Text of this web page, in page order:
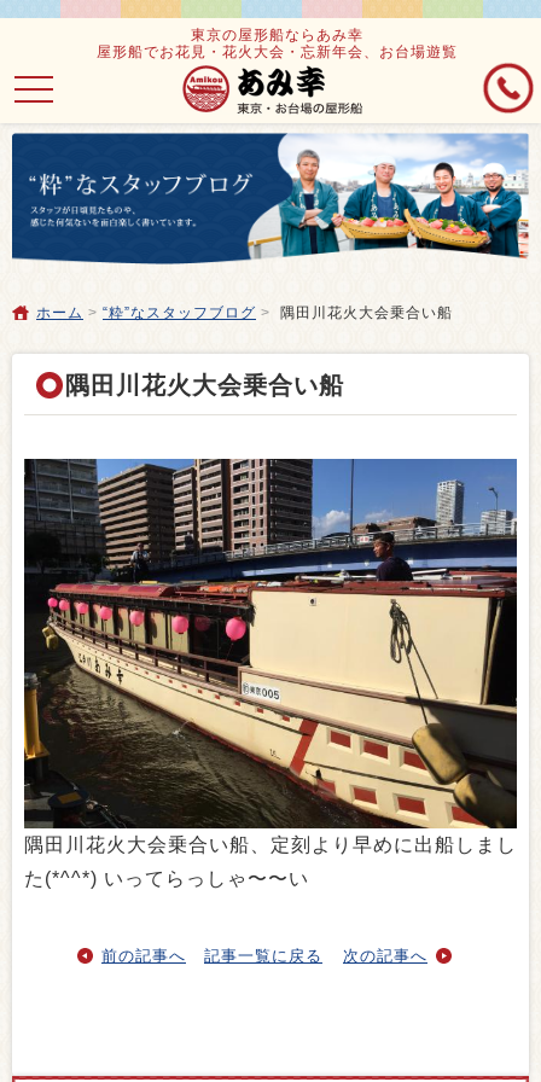
toggle
navigation
東京の屋形船ならあみ幸
屋形船でお花見・花火大会・忘新年会、お台場遊覧
ホーム > “粋”なスタッフブログ > 隅田川花火大会乗合い船
隅田川花火大会乗合い船
隅田川花火大会乗合い船、定刻より早めに出船しまし
た(*^^*) いってらっしゃ〜〜い
前の記事へ 記事一覧に戻る 次の記事へ